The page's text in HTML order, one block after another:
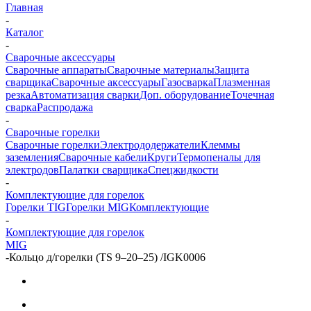
Главная
-
Каталог
-
Сварочные аксессуары
Сварочные аппаратыСварочные материалыЗащита
сварщикаСварочные аксессуарыГазосваркаПлазменная
резкаАвтоматизация сваркиДоп. оборудованиеТочечная
сваркаРаспродажа
-
Сварочные горелки
Сварочные горелкиЭлектрододержателиКлеммы
заземленияСварочные кабелиКругиТермопеналы для
электродовПалатки сварщикаСпецжидкости
-
Комплектующие для горелок
Горелки TIGГорелки MIGКомплектующие
-
Комплектующие для горелок
MIG
-Кольцо д/горелки (TS 9–20–25) /IGK0006